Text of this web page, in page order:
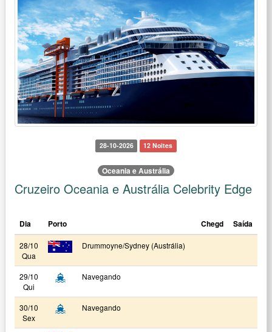
28-10-2026 12 Noites
Oceania e Austrália
Cruzeiro Oceania e Austrália Celebrity Edge
Dia Porto Chegd Saída
28/10
Qua
Drummoyne/Sydney (Austrália)
29/10
Qui
Navegando
30/10
Sex
Navegando